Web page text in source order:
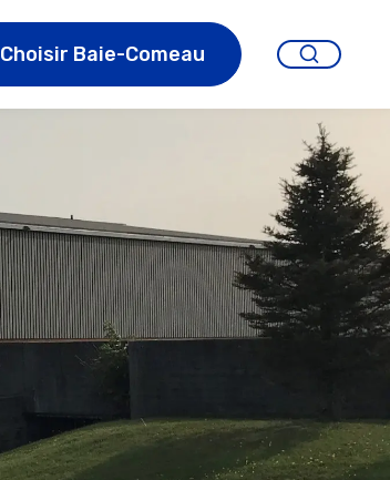
Choisir Baie-Comeau